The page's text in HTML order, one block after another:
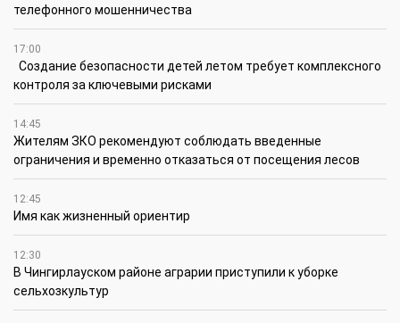
телефонного мошенничества
17:00
Создание безопасности детей летом требует комплексного
контроля за ключевыми рисками
14:45
Жителям ЗКО рекомендуют соблюдать введенные
ограничения и временно отказаться от посещения лесов
12:45
Имя как жизненный ориентир
12:30
В Чингирлауском районе аграрии приступили к уборке
сельхозкультур